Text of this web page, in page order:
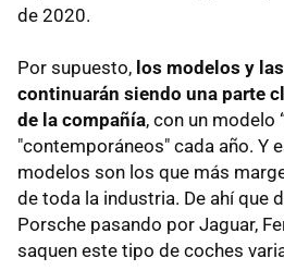
de 2020.
Por supuesto, los modelos y
continuarán siendo una parte
de la compañía, con un modelo
"contemporáneos" cada año. Y
modelos son los que más
de toda la industria. De ahí que
Porsche pasando por Jaguar,
saquen este tipo de coches